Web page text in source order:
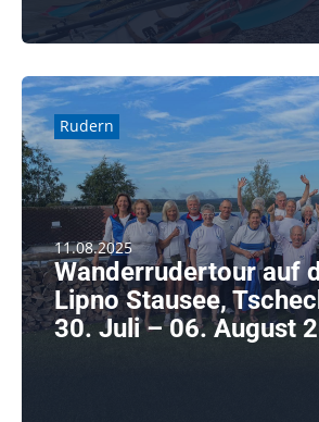
weiterlesen
Rudern
11.08.2025
Wanderrudertour auf
Lipno Stausee,
30. Juli – 06. August